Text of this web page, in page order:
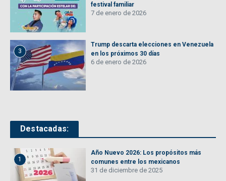
festival familiar
7 de enero de 2026
3
Trump descarta elecciones en Venezuela
en los próximos 30 días
6 de enero de 2026
Destacadas:
1
Año Nuevo 2026: Los propósitos más
comunes entre los mexicanos
31 de diciembre de 2025